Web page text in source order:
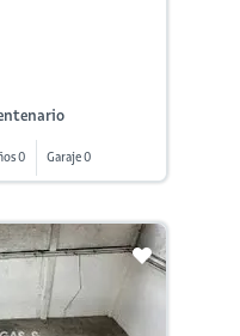
0 Garaje 0